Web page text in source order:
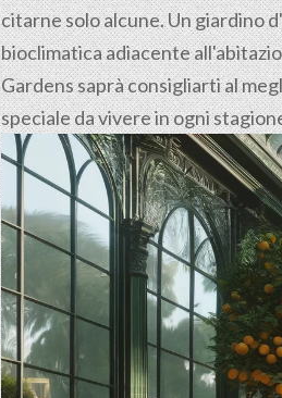
citarne solo alcune. Un giardino
bioclimatica adiacente
Gardens saprà consigliarti al
speciale da vivere in ogni